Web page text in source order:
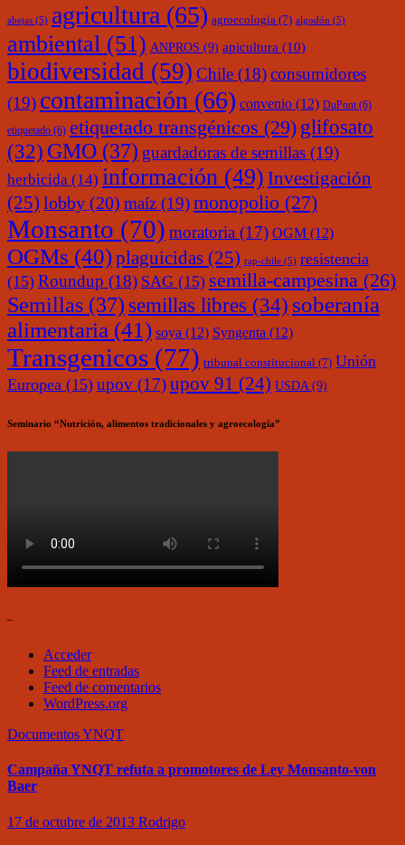
abejas (5) agricultura (65) agroecología (7) algodón (5)
ambiental (51) ANPROS (9) apicultura (10)
biodiversidad (59) Chile (18)consumidores
(19) contaminación (66) convenio (12) DuPont (6)
etiquetado (6) etiquetado transgénicos (29) glifosato
(32) GMO (37) guardadoras de semillas (19)
herbicida (14) información (49) Investigación
(25) lobby (20) maíz (19)monopolio (27)
Monsanto (70) moratoria (17) OGM (12)
OGMs (40)plaguicidas (25) rap-chile (5) resistencia
(15) Roundup (18) SAG (15) semilla-campesina (26)
Semillas (37) semillas libres (34) soberanía
alimentaria (41) soya (12) Syngenta (12)
Transgenicos (77) tribunal constitucional (7) Unión
Europea (15) upov (17)upov 91 (24) USDA (9)
Seminario “Nutrición, alimentos tradicionales y agroecología”
–
Acceder
Feed de entradas
Feed de comentarios
WordPress.org
DocumentosYNQT
Campaña YNQT refuta a promotores de Ley Monsanto-von
Baer
17 de octubre de 2013 Rodrigo